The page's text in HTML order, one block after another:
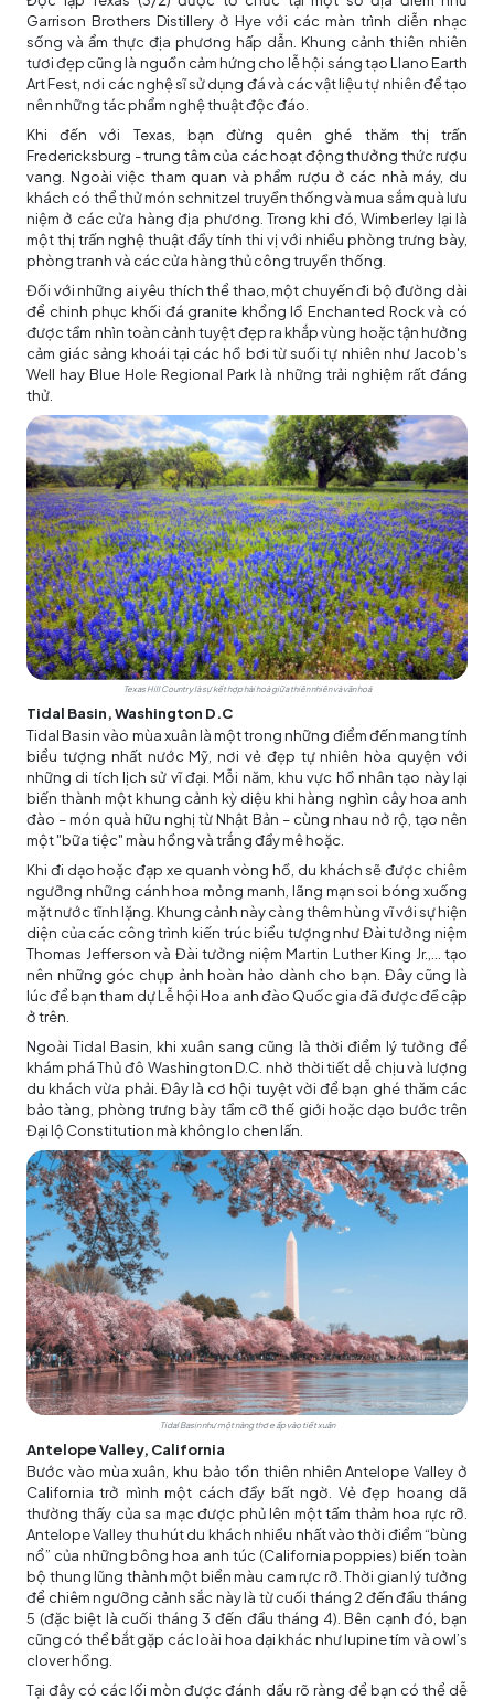
Garrison Brothers Distillery ở Hye với các màn trình diễn nhạc
sống và ẩm thực địa phương hấp dẫn. Khung cảnh thiên nhiên
tươi đẹp cũng là nguồn cảm hứng cho lễ hội sáng tạo Llano Earth
Art Fest, nơi các nghệ sĩ sử dụng đá và các vật liệu tự nhiên để tạo
nên những tác phẩm nghệ thuật độc đáo.
Khi đến với Texas, bạn đừng quên ghé thăm thị trấn
Fredericksburg - trung tâm của các hoạt động thưởng thức rượu
vang. Ngoài việc tham quan và phẩm rượu ở các nhà máy, du
khách có thể thử món schnitzel truyền thống và mua sắm quà lưu
niệm ở các cửa hàng địa phương. Trong khi đó, Wimberley lại là
một thị trấn nghệ thuật đầy tính thi vị với nhiều phòng trưng bày,
phòng tranh và các cửa hàng thủ công truyền thống.
Đối với những ai yêu thích thể thao, một chuyến đi bộ đường dài
để chinh phục khối đá granite khổng lồ Enchanted Rock và có
được tầm nhìn toàn cảnh tuyệt đẹp ra khắp vùng hoặc tận hưởng
cảm giác sảng khoái tại các hồ bơi từ suối tự nhiên như Jacob's
Well hay Blue Hole Regional Park là những trải nghiệm rất đáng
thử.
Texas Hill Country là sự kết hợp hài hoà giữa thiên nhiên và văn hoá
Tidal Basin, Washington D.C
Tidal Basin vào mùa xuân là một trong những điểm đến mang tính
biểu tượng nhất nước Mỹ, nơi vẻ đẹp tự nhiên hòa quyện với
những di tích lịch sử vĩ đại. Mỗi năm, khu vực hồ nhân tạo này lại
biến thành một khung cảnh kỳ diệu khi hàng nghìn cây hoa anh
đào – món quà hữu nghị từ Nhật Bản – cùng nhau nở rộ, tạo nên
một "bữa tiệc" màu hồng và trắng đầy mê hoặc.
Khi đi dạo hoặc đạp xe quanh vòng hồ, du khách sẽ được chiêm
ngưỡng những cánh hoa mỏng manh, lãng mạn soi bóng xuống
mặt nước tĩnh lặng. Khung cảnh này càng thêm hùng vĩ với sự hiện
diện của các công trình kiến trúc biểu tượng như Đài tưởng niệm
Thomas Jefferson và Đài tưởng niệm Martin Luther King Jr.,... tạo
nên những góc chụp ảnh hoàn hảo dành cho bạn. Đây cũng là
lúc để bạn tham dự Lễ hội Hoa anh đào Quốc gia đã được đề cập
ở trên.
Ngoài Tidal Basin, khi xuân sang cũng là thời điểm lý tưởng để
khám phá Thủ đô Washington D.C. nhờ thời tiết dễ chịu và lượng
du khách vừa phải. Đây là cơ hội tuyệt vời để bạn ghé thăm các
bảo tàng, phòng trưng bày tầm cỡ thế giới hoặc dạo bước trên
Đại lộ Constitution mà không lo chen lấn.
Tidal Basin như một nàng thơ e ấp vào tiết xuân
Antelope Valley, California
Bước vào mùa xuân, khu bảo tồn thiên nhiên Antelope Valley ở
California trở mình một cách đầy bất ngờ. Vẻ đẹp hoang dã
thường thấy của sa mạc được phủ lên một tấm thảm hoa rực rỡ.
Antelope Valley thu hút du khách nhiều nhất vào thời điểm “bùng
nổ” của những bông hoa anh túc (California poppies) biến toàn
bộ thung lũng thành một biển màu cam rực rỡ. Thời gian lý tưởng
để chiêm ngưỡng cảnh sắc này là từ cuối tháng 2 đến đầu tháng
5 (đặc biệt là cuối tháng 3 đến đầu tháng 4). Bên cạnh đó, bạn
cũng có thể bắt gặp các loài hoa dại khác như lupine tím và owl’s
clover hồng.
Tại đây có các lối mòn được đánh dấu rõ ràng để bạn có thể dễ